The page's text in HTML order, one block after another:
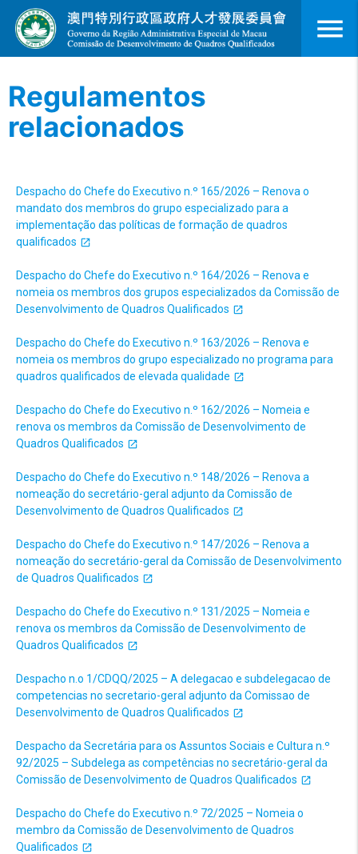
menu
Regulamentos
relacionados
Despacho do Chefe do Executivo n.º 165/2026 – Renova o
mandato dos membros do grupo especializado para a
implementação das políticas de formação de quadros
qualificados
Despacho do Chefe do Executivo n.º 164/2026 – Renova e
nomeia os membros dos grupos especializados da Comissão de
Desenvolvimento de Quadros Qualificados
Despacho do Chefe do Executivo n.º 163/2026 – Renova e
nomeia os membros do grupo especializado no programa para
quadros qualificados de elevada qualidade
Despacho do Chefe do Executivo n.º 162/2026 – Nomeia e
renova os membros da Comissão de Desenvolvimento de
Quadros Qualificados
Despacho do Chefe do Executivo n.º 148/2026 – Renova a
nomeação do secretário-geral adjunto da Comissão de
Desenvolvimento de Quadros Qualificados
Despacho do Chefe do Executivo n.º 147/2026 – Renova a
nomeação do secretário-geral da Comissão de Desenvolvimento
de Quadros Qualificados
Despacho do Chefe do Executivo n.º 131/2025 – Nomeia e
renova os membros da Comissão de Desenvolvimento de
Quadros Qualificados
Despacho n.o 1/CDQQ/2025 – A delegacao e subdelegacao de
competencias no secretario-geral adjunto da Comissao de
Desenvolvimento de Quadros Qualificados
Despacho da Secretária para os Assuntos Sociais e Cultura n.º
92/2025 – Subdelega as competências no secretário-geral da
Comissão de Desenvolvimento de Quadros Qualificados
Despacho do Chefe do Executivo n.º 72/2025 – Nomeia o
membro da Comissão de Desenvolvimento de Quadros
Qualificados